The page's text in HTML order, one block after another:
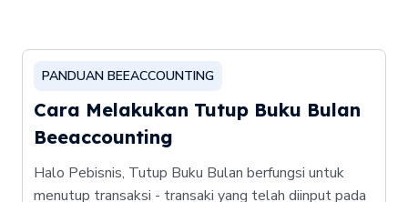
PANDUAN BEEACCOUNTING
Cara Melakukan Tutup Buku Bulan
Beeaccounting
Halo Pebisnis, Tutup Buku Bulan berfungsi untuk
menutup transaksi - transaki yang telah diinput pada